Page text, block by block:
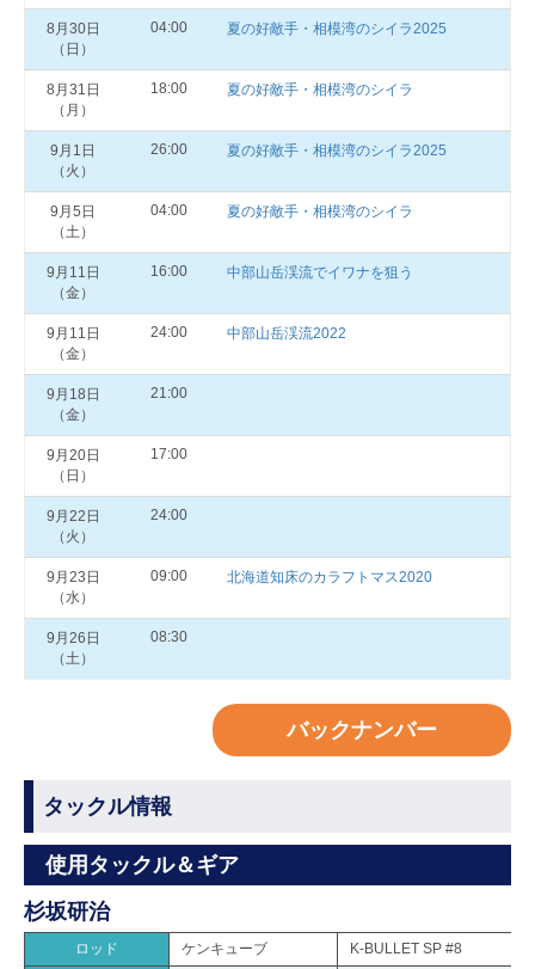
8月30日
（日）
04:00 夏の好敵手・相模湾のシイラ2025
8月31日
（月）
18:00 夏の好敵手・相模湾のシイラ
9月1日
（火）
26:00 夏の好敵手・相模湾のシイラ2025
9月5日
（土）
04:00 夏の好敵手・相模湾のシイラ
9月11日
（金）
16:00 中部山岳渓流でイワナを狙う
9月11日
（金）
24:00 中部山岳渓流2022
9月18日
（金）
21:00
9月20日
（日）
17:00
9月22日
（火）
24:00
9月23日
（水）
09:00 北海道知床のカラフトマス2020
9月26日
（土）
08:30
バックナンバー
タックル情報
使用タックル＆ギア
杉坂研治
ロッド ケンキューブ K-BULLET SP #8